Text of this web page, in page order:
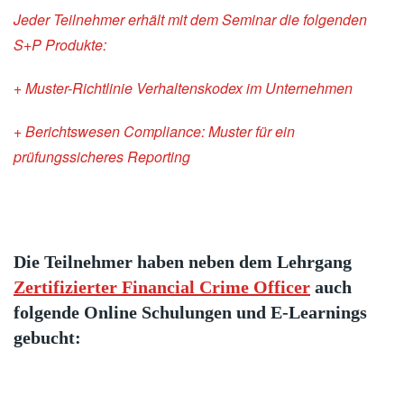
Jeder Teilnehmer erhält mit dem Seminar die folgenden
S+P Produkte:
+ Muster-Richtlinie Verhaltenskodex im Unternehmen
+ Berichtswesen Compliance: Muster für ein
prüfungssicheres Reporting
Die Teilnehmer haben neben dem Lehrgang
Zertifizierter Financial Crime Officer auch
folgende Online Schulungen und E-Learnings
gebucht: